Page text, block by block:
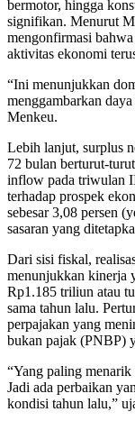
bermotor, hingga
signifikan. Menurut
mengonfirmasi
aktivitas ekonomi
“Ini menunjukkan
menggambarkan
Menkeu.
Lebih lanjut, surplus
72 bulan berturut-
inflow pada triwulan
terhadap prospek
sebesar 3,08 persen
sasaran yang
Dari sisi fiskal,
menunjukkan kinerja
Rp1.185 triliun atau
sama tahun lalu.
perpajakan yang
bukan pajak (PNBP)
“Yang paling menarik
Jadi ada perbaikan
kondisi tahun lalu,”